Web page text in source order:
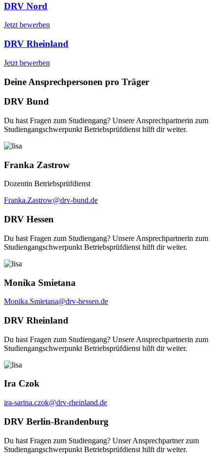
DRV Nord
Jetzt bewerben
DRV Rheinland
Jetzt bewerben
Deine Ansprechpersonen pro Träger
DRV Bund
Du hast Fragen zum Studiengang? Unsere Ansprechpartnerin zum
Studiengangschwerpunkt Betriebsprüfdienst hilft dir weiter.
Franka Zastrow
Dozentin Betriebsprüfdienst
Franka.Zastrow@drv-bund.de
DRV Hessen
Du hast Fragen zum Studiengang? Unsere Ansprechpartnerin zum
Studiengangschwerpunkt Betriebsprüfdienst hilft dir weiter.
Monika Smietana
Monika.Smietana@drv-hessen.de
DRV Rheinland
Du hast Fragen zum Studiengang? Unsere Ansprechpartnerin zum
Studiengangschwerpunkt Betriebsprüfdienst hilft dir weiter.
Ira Czok
ira-sarina.czok@drv-rheinland.de
DRV Berlin-Brandenburg
Du hast Fragen zum Studiengang? Unser Ansprechpartner zum
Studiengangschwerpunkt Betriebsprüfdienst hilft dir weiter.